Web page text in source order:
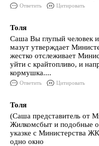
Ответить Цитировать
Толя
Саша Вы глупый человек
мазут утверждает
жестко отслеживает
уйти с крайтопливо, и
кормушка....
Ответить Цитировать
Толя
(Саша представитель от
Жилкомсбыт и подобные
указке с Министерства
одно окно